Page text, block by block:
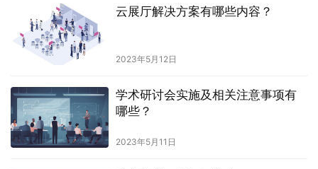
云展厅解决方案有哪些内容？
2023年5月12日
学术研讨会实施及相关注意事项有
哪些？
2023年5月11日